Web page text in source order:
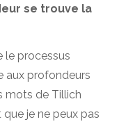
se trouve la
le processus
aux profondeurs
mots de Tillich
je ne peux pas